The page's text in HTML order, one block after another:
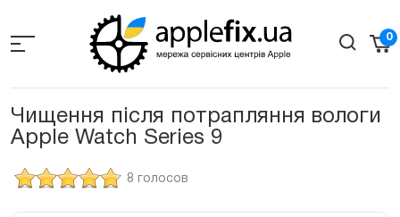
the
0
Чищення після потрапляння вологи
Apple Watch Series 9
8 голосов